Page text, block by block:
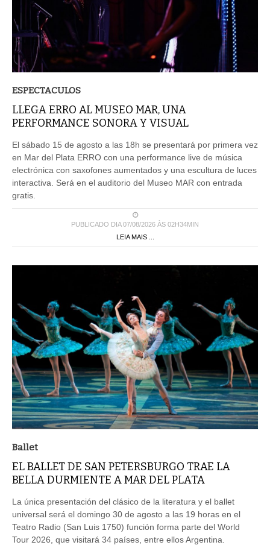
ESPECTACULOS
LLEGA ERRO AL MUSEO MAR, UNA
PERFORMANCE SONORA Y VISUAL
El sábado 15 de agosto a las 18h se presentará por primera vez
en Mar del Plata ERRO con una performance live de música
electrónica con saxofones aumentados y una escultura de luces
interactiva. Será en el auditorio del Museo MAR con entrada
gratis.
PUBLICADO DIA 07/08/2026 ÀS 02H34MIN
LEIA MAIS ...
Ballet
EL BALLET DE SAN PETERSBURGO TRAE LA
BELLA DURMIENTE A MAR DEL PLATA
La única presentación del clásico de la literatura y el ballet
universal será el domingo 30 de agosto a las 19 horas en el
Teatro Radio (San Luis 1750) función forma parte del World
Tour 2026, que visitará 34 países, entre ellos Argentina.